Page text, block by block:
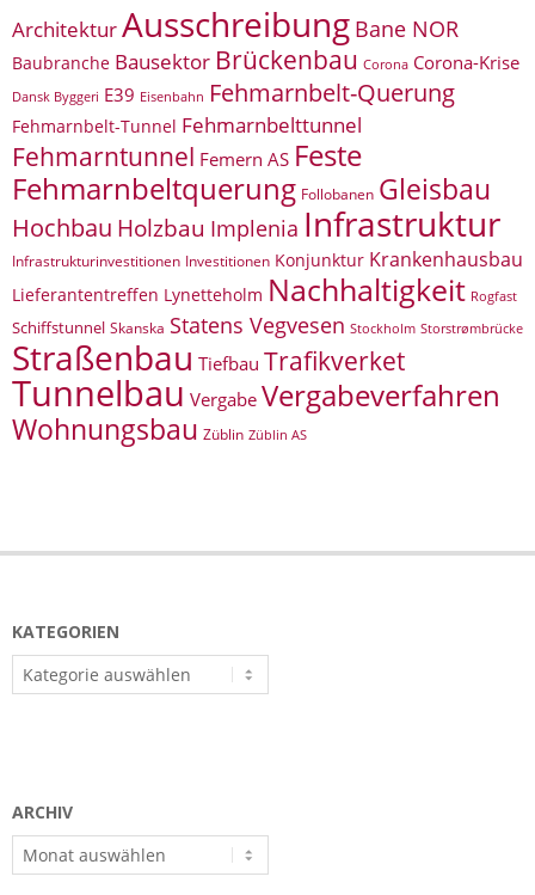
ArchitekturAusschreibung Bane NOR
Baubranche Bausektor Brückenbau Corona Corona-Krise
Dansk Byggeri E39 Eisenbahn Fehmarnbelt-Querung
Fehmarnbelt-Tunnel Fehmarnbelttunnel
Fehmarntunnel Femern AS Feste
Fehmarnbeltquerung Follobanen Gleisbau
Hochbau Holzbau Implenia Infrastruktur
Infrastrukturinvestitionen Investitionen Konjunktur Krankenhausbau
Lieferantentreffen Lynetteholm Nachhaltigkeit Rogfast
Schiffstunnel Skanska Statens Vegvesen Stockholm Storstrømbrücke
Straßenbau Tiefbau Trafikverket
Tunnelbau Vergabe Vergabeverfahren
Wohnungsbau Züblin Züblin AS
KATEGORIEN
Kategorien
ARCHIV
Archiv